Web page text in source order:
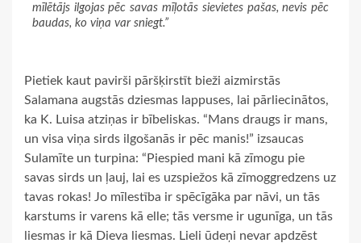
mīlētājs ilgojas pēc savas mīļotās sievietes pašas, nevis pēc
baudas, ko viņa var sniegt.”
Pietiek kaut pavirši pāršķirstīt bieži aizmirstās
Salamana augstās dziesmas lappuses, lai pārliecinātos,
ka K. Luisa atziņas ir bībeliskas. “Mans draugs ir mans,
un visa viņa sirds ilgošanās ir pēc manis!” izsaucas
Sulamīte un turpina: “Piespied mani kā zīmogu pie
savas sirds un ļauj, lai es uzspiežos kā zīmoggredzens uz
tavas rokas! Jo mīlestība ir spēcīgāka par nāvi, un tās
karstums ir varens kā elle; tās versme ir ugunīga, un tās
liesmas ir kā Dieva liesmas. Lieli ūdeņi nevar apdzēst